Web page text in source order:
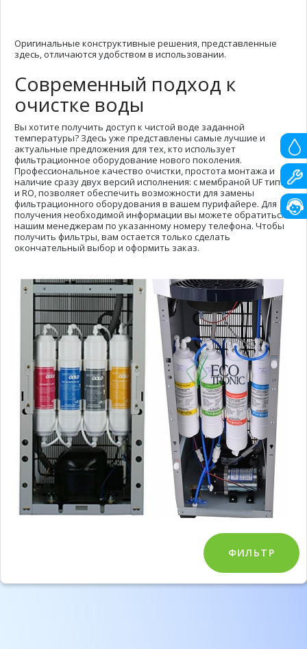
ФИЛЬТР
Оригинальные конструктивные решения, представленные
здесь, отличаются удобством в использовании.
Современный подход к
очистке воды
Вы хотите получить доступ к чистой воде заданной
температуры? Здесь уже представлены самые лучшие и
актуальные предложения для тех, кто использует
фильтрационное оборудование нового поколения.
Профессиональное качество очистки, простота монтажа и
наличие сразу двух версий исполнения: с мембраной UF типа
и RO, позволяет обеспечить возможности для замены
фильтрационного оборудования в вашем пурифайере. Для
получения необходимой информации вы можете обратиться к
нашим менеджерам по указанному номеру телефона. Чтобы
получить фильтры, вам остается только сделать
окончательный выбор и оформить заказ.